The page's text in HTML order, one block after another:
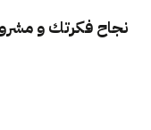
نجاح فكرتك و